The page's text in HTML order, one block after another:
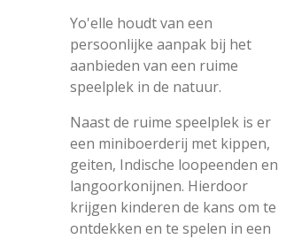
Yo'elle houdt van een
persoonlijke aanpak bij het
aanbieden van een ruime
speelplek in de natuur.
Naast de ruime speelplek is er
een miniboerderij met kippen,
geiten, Indische loopeenden en
langoorkonijnen. Hierdoor
krijgen kinderen de kans om te
ontdekken en te spelen in een